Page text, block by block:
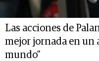
Las acciones de
mejor jornada en un
mundo”